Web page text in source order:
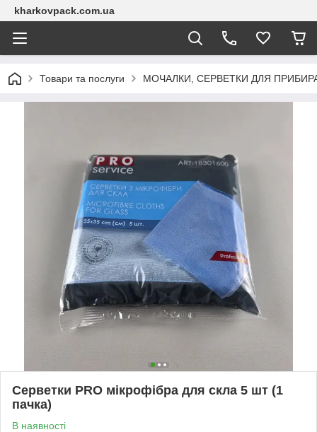
kharkovpack.com.ua
Товари та послуги МОЧАЛКИ, СЕРВЕТКИ ДЛЯ
Серветки PRO мікрофібра для скла 5 шт (1
пачка)
В наявності